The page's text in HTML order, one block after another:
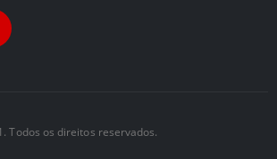
Todos os direitos reservados.